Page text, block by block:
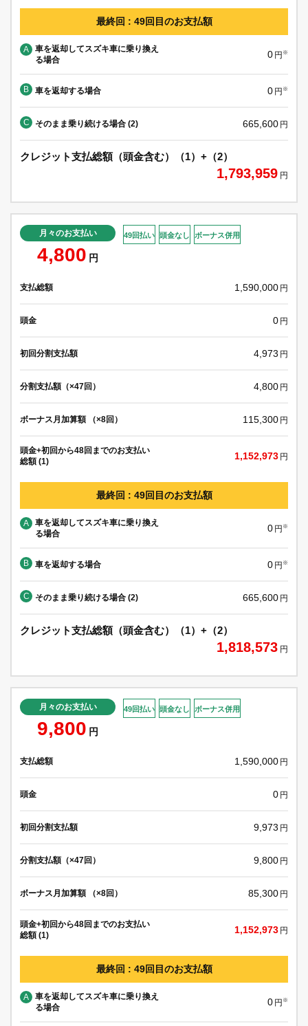
最終回 : 49回目のお支払額
A
車を返却してスズキ車に乗り換え
る場合
0 円 ※
B 車を返却する場合 0 円 ※
C そのまま乗り続ける場合 (2) 665,600 円
クレジット支払総額（頭金含む）（1）+（2）
1,793,959 円
月々のお支払い
4,800 円
49回払い 頭金なし ボーナス併用
支払総額 1,590,000 円
頭金 0 円
初回分割支払額 4,973 円
分割支払額（×47回） 4,800 円
ボーナス月加算額 （×8回） 115,300 円
頭金+初回から48回までのお支払い
総額 (1)
1,152,973 円
最終回 : 49回目のお支払額
A
車を返却してスズキ車に乗り換え
る場合
0 円 ※
B 車を返却する場合 0 円 ※
C そのまま乗り続ける場合 (2) 665,600 円
クレジット支払総額（頭金含む）（1）+（2）
1,818,573 円
月々のお支払い
9,800 円
49回払い 頭金なし ボーナス併用
支払総額 1,590,000 円
頭金 0 円
初回分割支払額 9,973 円
分割支払額（×47回） 9,800 円
ボーナス月加算額 （×8回） 85,300 円
頭金+初回から48回までのお支払い
総額 (1)
1,152,973 円
最終回 : 49回目のお支払額
A
車を返却してスズキ車に乗り換え
る場合
0 円 ※